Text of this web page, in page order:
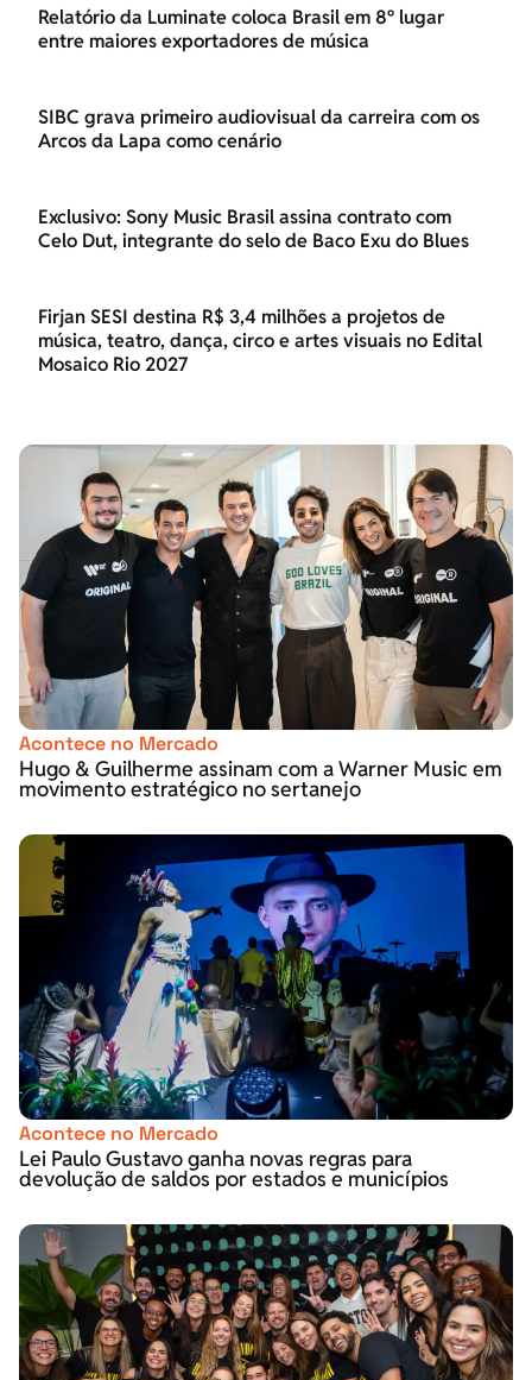
Relatório da Luminate coloca Brasil em 8º lugar
entre maiores exportadores de música
SIBC grava primeiro audiovisual da carreira com os
Arcos da Lapa como cenário
Exclusivo: Sony Music Brasil assina contrato com
Celo Dut, integrante do selo de Baco Exu do Blues
Firjan SESI destina R$ 3,4 milhões a projetos de
música, teatro, dança, circo e artes visuais no Edital
Mosaico Rio 2027
Acontece no Mercado
Hugo & Guilherme assinam com a Warner Music em
movimento estratégico no sertanejo
Acontece no Mercado
Lei Paulo Gustavo ganha novas regras para
devolução de saldos por estados e municípios